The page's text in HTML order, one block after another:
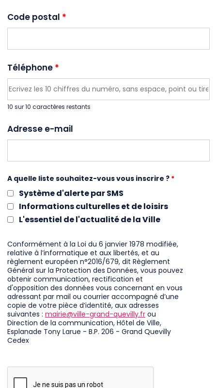
Code postal *
Téléphone *
10 sur 10 caractères restants
Adresse e-mail
A quelle liste souhaitez-vous vous inscrire ? *
Système d'alerte par SMS
Informations culturelles et de loisirs
L'essentiel de l'actualité de la Ville
Conformément à la Loi du 6 janvier 1978 modifiée,
relative à l’informatique et aux libertés, et au
règlement européen n°2016/679, dit Règlement
Général sur la Protection des Données, vous pouvez
obtenir communication, rectification et
d'opposition des données vous concernant en vous
adressant par mail ou courrier accompagné d’une
copie de votre pièce d’identité, aux adresses
suivantes : mairie@ville-grand-quevilly.fr ou
Direction de la communication, Hôtel de Ville,
Esplanade Tony Larue - B.P. 206 - Grand Quevilly
Cedex